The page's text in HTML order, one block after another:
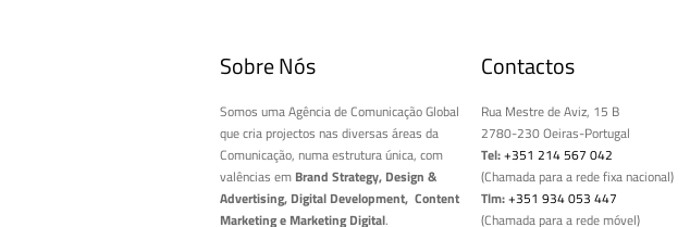
Sobre Nós
Somos uma Agência de Comunicação Global
que cria projectos nas diversas áreas da
Comunicação, numa estrutura única, com
valências em Brand Strategy, Design &
Advertising, Digital Development, Content
Marketing e Marketing Digital.
Contactos
Rua Mestre de Aviz, 15 B
2780-230 Oeiras-Portugal
Tel:+351 214 567 042
(Chamada para a rede fixa nacional)
Tlm:+351 934 053 447
(Chamada para a rede móvel)